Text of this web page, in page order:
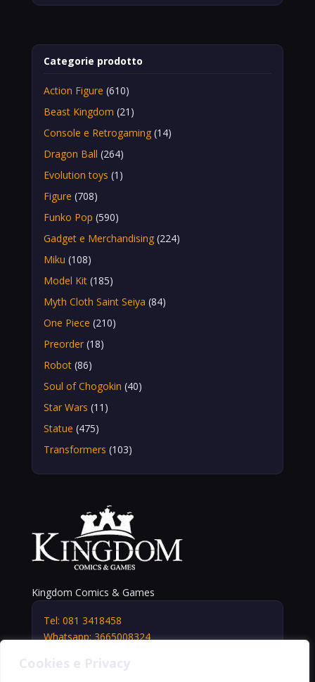
Categorie prodotto
Action Figure (610)
Beast Kingdom (21)
Console e Retrogaming (14)
Dragon Ball (264)
Evolution toys (1)
Figure (708)
Funko Pop (590)
Gadget e Merchandising (224)
Miku (108)
Model Kit (185)
Myth Cloth Saint Seiya (84)
One Piece (210)
Preorder (18)
Robot (86)
Soul of Chogokin (40)
Star Wars (11)
Statue (475)
Transformers (103)
Kingdom Comics & Games
Tel: 081 3418458
Whatsapp: 3665008324